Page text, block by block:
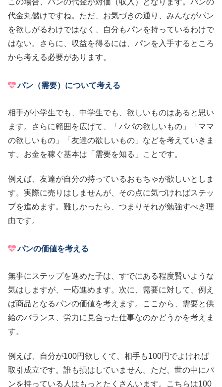
この場合、パンの代金が対価（収入）となります。パンの
代金丸儲けですね。ただ、お気づきの通り、みんながパン
を欲しがるわけではなく、自分もパンを持っているわけで
はない。さらに、収益を得るには、パンを入手するところ
から考える必要があります。
パン（需要）について考える
相手が小学生でも、中学生でも、欲しいものはあると思い
ます。さらに範囲を広げて、「パパの欲しいもの」「ママ
の欲しいもの」「友達の欲しいもの」などを考えていきま
す。お金を稼ぐ基本は「需要を知る」ことです。
例えば、友達が自分の持っているおもちゃが欲しいとしま
す。実際に売りはしませんが、その点に気づければステッ
プを進めます。難しかったら、つまりそれが勉強すべき理
由です。
パンの価値を考える
無事にステップを進めた子は、すでにある程度賢いような
気はしますが、一応進めます。次に、需要に対して、例え
ば商品となるパンの価値を考えます。ここから、需要と供
給のバランス、労力に見合った仕事なのかどうかを考えま
す。
例えば、自分が100円欲しくて、相手も100円でよければ
取引成立です。誰も損はしていません。ただ、世の中にパ
ンを持っている人はもっとたくさんいます。こちらは100